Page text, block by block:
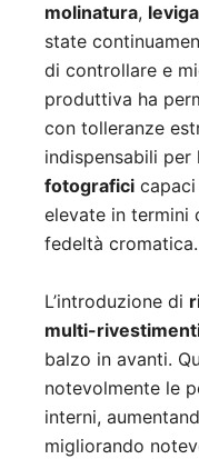
molinatura,
state
di controllare e
produttiva ha
con tolleranze
indispensabili
fotografici
elevate in termini
fedeltà cromatica.
L’introduzione di
multi-
balzo in avanti.
notevolmente le
interni,
migliorando